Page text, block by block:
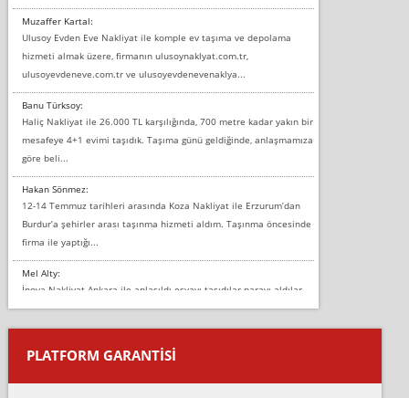
Muzaffer Kartal:
Ulusoy Evden Eve Nakliyat ile komple ev taşıma ve depolama
hizmeti almak üzere, firmanın ulusoynaklyat.com.tr,
ulusoyevdeneve.com.tr ve ulusoyevdenevenaklya...
Banu Türksoy:
Haliç Nakliyat ile 26.000 TL karşılığında, 700 metre kadar yakın bir
mesafeye 4+1 evimi taşıdık. Taşıma günü geldiğinde, anlaşmamıza
göre beli...
Hakan Sönmez:
12-14 Temmuz tarihleri arasında Koza Nakliyat ile Erzurum’dan
Burdur’a şehirler arası taşınma hizmeti aldım. Taşınma öncesinde
firma ile yaptığı...
Mel Alty:
İnova Nakliyat Ankara ile anlaşıldı eşyayı taşıdılar parayı aldılar.
Salon duvarına bir baktım birisi boydan alüminyum renkli bantı
yapıştırm...
Murat:
PLATFORM GARANTİSİ